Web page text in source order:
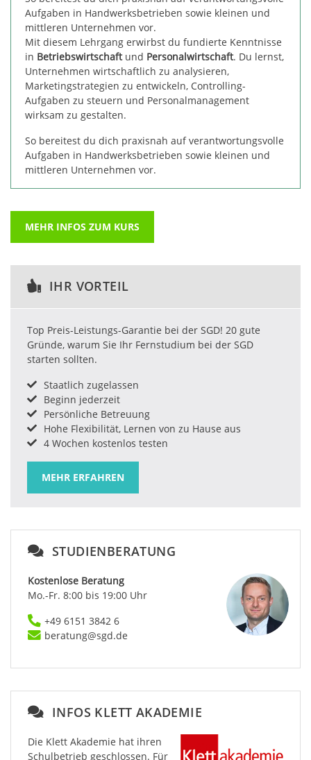
Aufgaben in Handwerksbetrieben sowie kleinen und
mittleren Unternehmen vor.
Mit diesem Lehrgang erwirbst du fundierte Kenntnisse
in Betriebswirtschaftund Personalwirtschaft. Du lernst,
Unternehmen wirtschaftlich zu analysieren,
Marketingstrategien zu entwickeln, Controlling-
Aufgaben zu steuern und Personalmanagement
wirksam zu gestalten.
So bereitest du dich praxisnah auf verantwortungsvolle
Aufgaben in Handwerksbetrieben sowie kleinen und
mittleren Unternehmen vor.
MEHR INFOS ZUM KURS
IHR VORTEIL
Top Preis-Leistungs-Garantie bei der SGD! 20 gute
Gründe, warum Sie Ihr Fernstudium bei der SGD
starten sollten.
Staatlich zugelassen
Beginn jederzeit
Persönliche Betreuung
Hohe Flexibilität, Lernen von zu Hause aus
4 Wochen kostenlos testen
MEHR ERFAHREN
STUDIENBERATUNG
Kostenlose Beratung
Mo.-Fr. 8:00 bis 19:00 Uhr
+49 6151 3842 6
beratung@sgd.de
INFOS KLETT AKADEMIE
Die Klett Akademie hat ihren
Schulbetrieb geschlossen. Für